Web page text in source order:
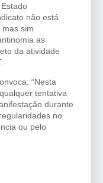
não está
sim
as
da atividade
“Nesta
tentativa
durante
no
ou pelo